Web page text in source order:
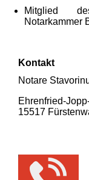
Mitglied
Notarkammer
Kontakt
Notare
Ehrenfried-
15517